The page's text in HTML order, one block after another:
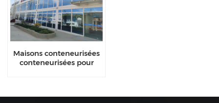
Maisons conteneurisées
conteneurisées pour